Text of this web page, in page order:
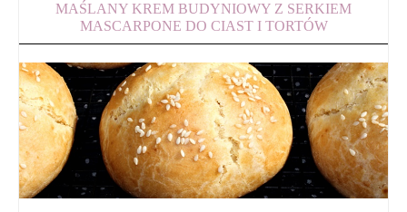
MAŚLANY KREM BUDYNIOWY Z SERKIEM
MASCARPONE DO CIAST I TORTÓW